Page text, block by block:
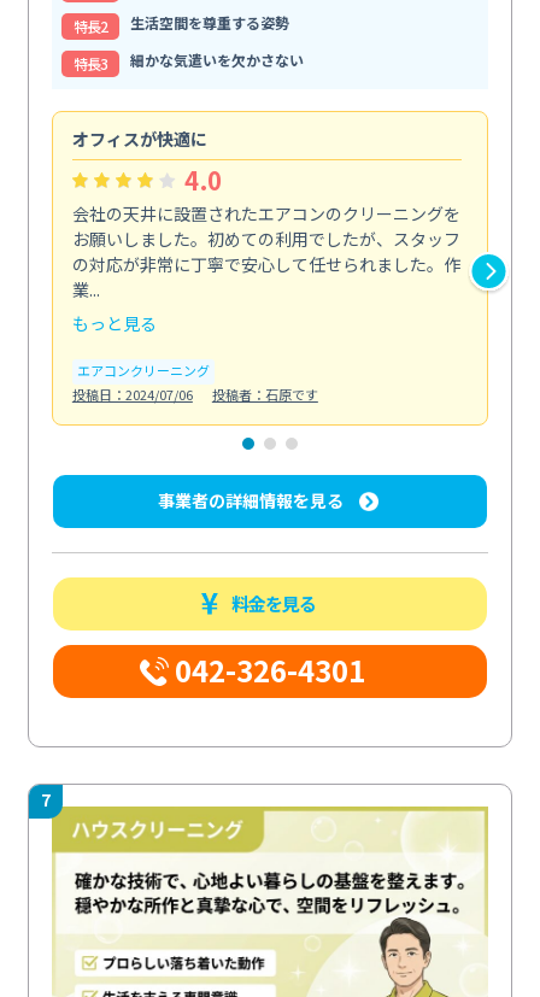
特⻑2
生活空間を尊重する姿勢
特⻑3
細かな気遣いを欠かさない
オフィスが快適に
4.0
会社の天井に設置されたエアコンのクリーニングを
お願いしました。初めての利用でしたが、スタッフ
の対応が非常に丁寧で安心して任せられました。作
業...
もっと見る
エアコンクリーニング
投稿日：2024/07/06
投稿者：石原です
事業者の詳細情報を見る
料金を見る
042-326-4301
7